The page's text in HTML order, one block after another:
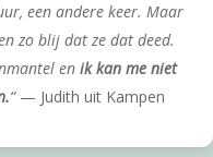
een andere keer. Maar
zo blij dat ze dat deed.
en ik kan me niet
“— Judith uit Kampen